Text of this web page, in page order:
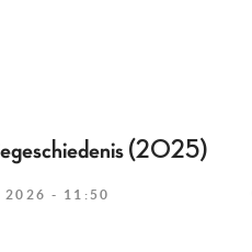
(2025)
2026 - 11:50